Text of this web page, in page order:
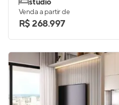
studio
Venda a partir de
R$ 268.997